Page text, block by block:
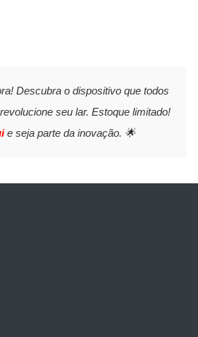
Descubra o dispositivo que todos
seu lar. Estoque limitado!
e seja parte da inovação. 🌟